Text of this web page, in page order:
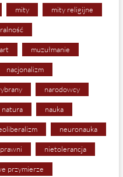
mity mity religijne
muzułmanie
nacjonalizm
narodowcy
natura nauka
neuronauka
nietolerancja
przymierze